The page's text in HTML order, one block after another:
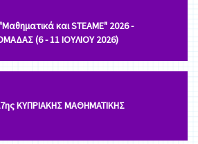
και STEAME" 2026 -
(6 - 11 ΙΟΥΛΙΟΥ 2026)
ΚΥΠΡΙΑΚΗΣ ΜΑΘΗΜΑΤΙΚΗΣ